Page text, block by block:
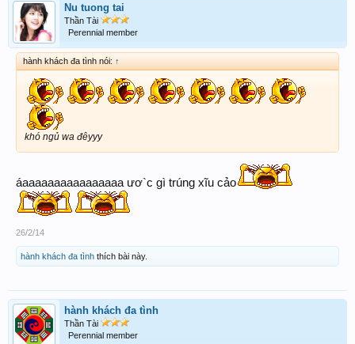
Nu tuong tai
Thần Tài
Perennial member
hành khách đa tình nói: ↑
khó ngủ wa đêyyy
áaaaaaaaaaaaaaaaa ươ`c gì trúng xĩu cảo
26/2/14
hành khách đa tình thích bài này.
hành khách đa tình
Thần Tài
Perennial member